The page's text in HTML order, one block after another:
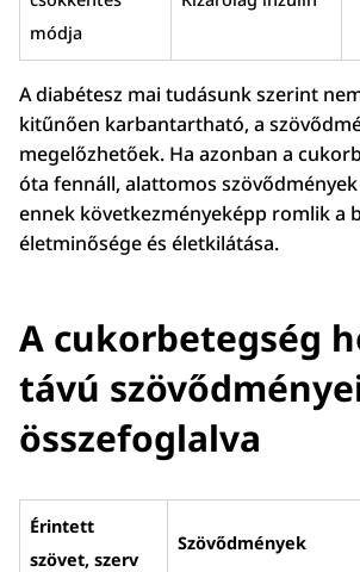
módja
A diabétesz mai tudásunk szerint
kitűnően karbantartható, a
megelőzhetőek. Ha azonban a
óta fennáll, alattomos
ennek következményeképp romlik a
életminősége és életkilátása.
A cukorbetegség
távú
összefoglalva
Érintett
szövet, szerv
Szövődmények